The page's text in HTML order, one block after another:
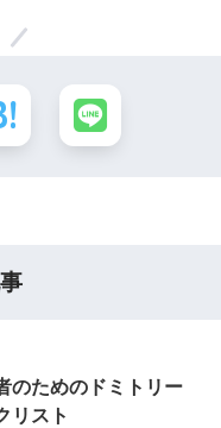
のためのドミトリー
リスト